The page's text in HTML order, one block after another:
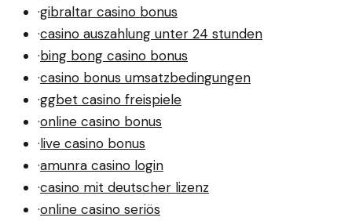
·gibraltar casino bonus
·casino auszahlung unter 24 stunden
·bing bong casino bonus
·casino bonus umsatzbedingungen
·ggbet casino freispiele
·online casino bonus
·live casino bonus
·amunra casino login
·casino mit deutscher lizenz
·online casino seriös